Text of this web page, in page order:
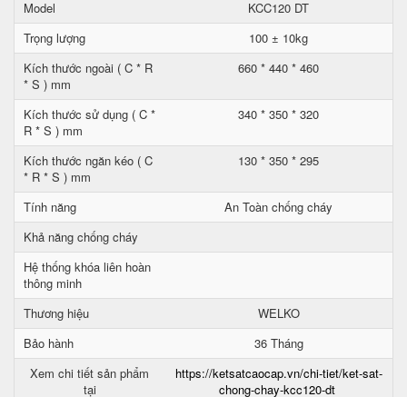
Model
KCC120 DT
Trọng lượng
100 ± 10kg
Kích thước ngoài ( C * R
* S ) mm
660 * 440 * 460
Kích thước sử dụng ( C *
R * S ) mm
340 * 350 * 320
Kích thước ngăn kéo ( C
* R * S ) mm
130 * 350 * 295
Tính năng
An Toàn chống cháy
Khả năng chống cháy
Hệ thống khóa liên hoàn
thông minh
Thương hiệu
WELKO
Bảo hành
36 Tháng
Xem chi tiết sản phẩm
tại
https://ketsatcaocap.vn/chi-tiet/ket-sat-
chong-chay-kcc120-dt